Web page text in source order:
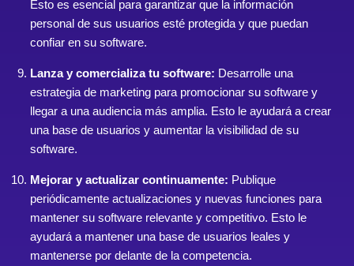
Esto es esencial para garantizar que la información
personal de sus usuarios esté protegida y que puedan
confiar en su software.
Lanza y comercializa tu software: Desarrolle una
estrategia de marketing para promocionar su software y
llegar a una audiencia más amplia. Esto le ayudará a crear
una base de usuarios y aumentar la visibilidad de su
software.
Mejorar y actualizar continuamente: Publique
periódicamente actualizaciones y nuevas funciones para
mantener su software relevante y competitivo. Esto le
ayudará a mantener una base de usuarios leales y
mantenerse por delante de la competencia.